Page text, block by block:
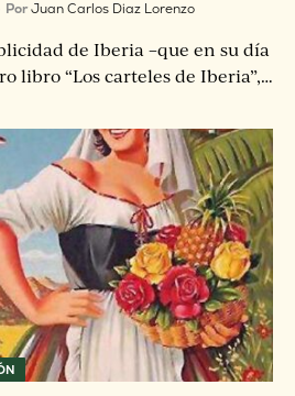
PorJuan Carlos Diaz Lorenzo
de Iberia –que en su día
libro “Los carteles de Iberia”,…